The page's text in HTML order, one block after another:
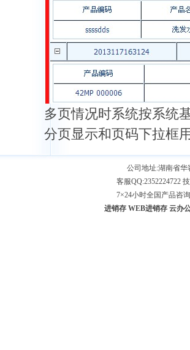
多页情况时系统按系统
分页显示和页码下拉框
公司地址:湖南省
客服QQ:2352224722
7×24小时全国产品咨
进销存 WEB进销存 云办